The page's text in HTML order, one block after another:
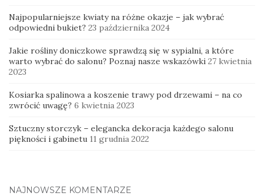
Najpopularniejsze kwiaty na różne okazje – jak wybrać
odpowiedni bukiet? 23 października 2024
Jakie rośliny doniczkowe sprawdzą się w sypialni, a które
warto wybrać do salonu? Poznaj nasze wskazówki 27 kwietnia
2023
Kosiarka spalinowa a koszenie trawy pod drzewami – na co
zwrócić uwagę? 6 kwietnia 2023
Sztuczny storczyk – elegancka dekoracja każdego salonu
piękności i gabinetu 11 grudnia 2022
NAJNOWSZE KOMENTARZE